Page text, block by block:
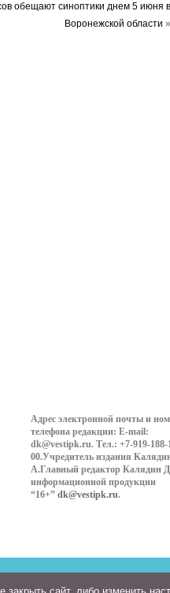
обещают синоптики днем 5 июня в
Воронежской области »
Адрес электронной почты и
телефона редакции: E-mail:
dk@vestipk.ru. Тел.: +7-919-188-
00.Учредитель издания
А.Главный редактор Калядин
информационной продукции
“16+” dk@vestipk.ru.